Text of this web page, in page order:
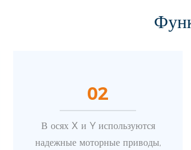
02
В осях X и Y используются
надежные моторные приводы,